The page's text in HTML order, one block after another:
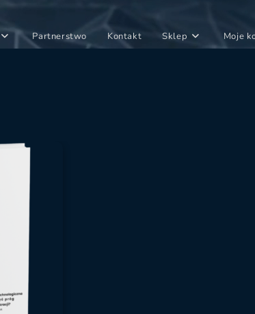
Partnerstwo Kontakt Sklep Moje